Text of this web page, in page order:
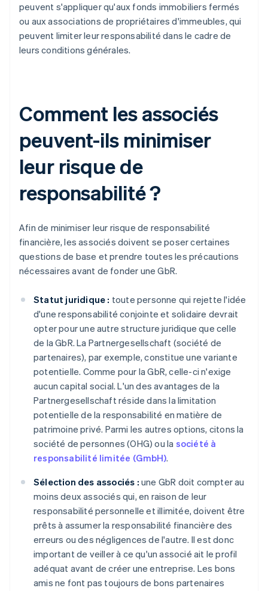
peuvent s'appliquer qu'aux fonds immobiliers fermés
ou aux associations de propriétaires d'immeubles, qui
peuvent limiter leur responsabilité dans le cadre de
leurs conditions générales.
Comment les associés
peuvent-ils minimiser
leur risque de
responsabilité ?
Afin de minimiser leur risque de responsabilité
financière, les associés doivent se poser certaines
questions de base et prendre toutes les précautions
nécessaires avant de fonder une GbR.
Statut juridique : toute personne qui rejette l'idée
d'une responsabilité conjointe et solidaire devrait
opter pour une autre structure juridique que celle
de la GbR. La Partnergesellschaft (société de
partenaires), par exemple, constitue une variante
potentielle. Comme pour la GbR, celle-ci n'exige
aucun capital social. L'un des avantages de la
Partnergesellschaft réside dans la limitation
potentielle de la responsabilité en matière de
patrimoine privé. Parmi les autres options, citons la
société de personnes (OHG) ou la société à
responsabilité limitée (GmbH).
Sélection des associés : une GbR doit compter au
moins deux associés qui, en raison de leur
responsabilité personnelle et illimitée, doivent être
prêts à assumer la responsabilité financière des
erreurs ou des négligences de l'autre. Il est donc
important de veiller à ce qu'un associé ait le profil
adéquat avant de créer une entreprise. Les bons
amis ne font pas toujours de bons partenaires